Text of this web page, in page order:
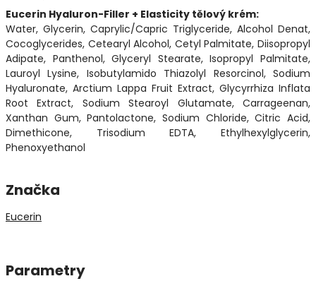
Eucerin Hyaluron-Filler + Elasticity tělový krém:
Water, Glycerin, Caprylic/Capric Triglyceride, Alcohol Denat,
Cocoglycerides, Cetearyl Alcohol, Cetyl Palmitate, Diisopropyl
Adipate, Panthenol, Glyceryl Stearate, Isopropyl Palmitate,
Lauroyl Lysine, Isobutylamido Thiazolyl Resorcinol, Sodium
Hyaluronate, Arctium Lappa Fruit Extract, Glycyrrhiza Inflata
Root Extract, Sodium Stearoyl Glutamate, Carrageenan,
Xanthan Gum, Pantolactone, Sodium Chloride, Citric Acid,
Dimethicone, Trisodium EDTA, Ethylhexylglycerin,
Phenoxyethanol
Značka
Eucerin
Parametry